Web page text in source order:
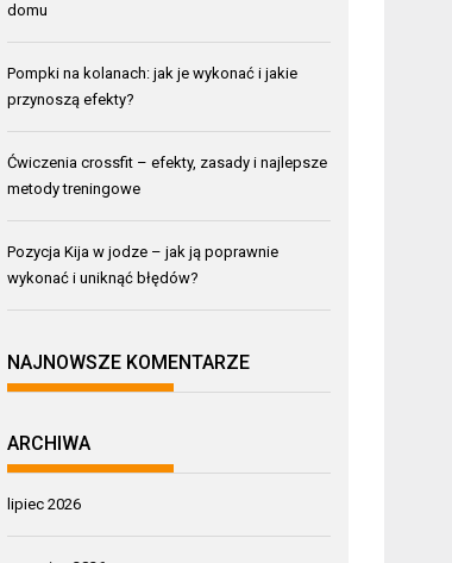
domu
Pompki na kolanach: jak je wykonać i jakie
przynoszą efekty?
Ćwiczenia crossfit – efekty, zasady i najlepsze
metody treningowe
Pozycja Kija w jodze – jak ją poprawnie
wykonać i uniknąć błędów?
NAJNOWSZE KOMENTARZE
ARCHIWA
lipiec 2026